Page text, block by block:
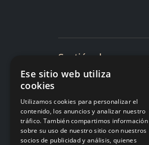
Sectión de
Interes
RMA y Garantias
Ese sitio web utiliza
cookies
Utilizamos cookies para personalizar el
contenido, los anuncios y analizar nuestro
tráfico. También compartimos información
sobre su uso de nuestro sitio con nuestros
socios de publicidad y análisis, quienes